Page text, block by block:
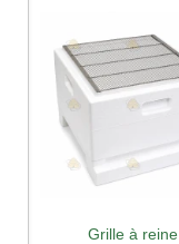
Grille à reine